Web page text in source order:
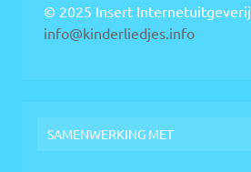
© 2025 Insert Internetuitgeverij
info@kinderliedjes.info
SAMENWERKING MET